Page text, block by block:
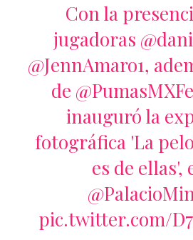
Con la
jugadoras
@JennAmaro1,
de
inauguró la
fotográfica 'La
es de ellas',
pic.twitter.com/